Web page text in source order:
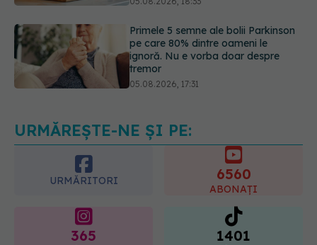
pe care 80% dintre oameni le
tremor
05.08.2026, 17:31
respect și acceptare: Corpul
URMĂREȘTE-NE ȘI PE:
URMĂRITORI 6560
ABONAȚI
365 1401